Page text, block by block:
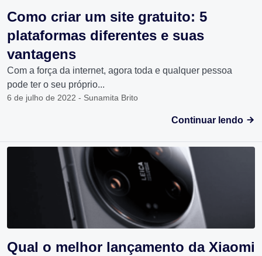
Como criar um site gratuito: 5
plataformas diferentes e suas
vantagens
Com a força da internet, agora toda e qualquer pessoa
pode ter o seu próprio...
6 de julho de 2022 - Sunamita Brito
Continuar lendo
Qual o melhor lançamento da Xiaomi